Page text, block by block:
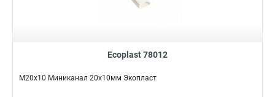
Ecoplast 78012
M20х10 Миниканал 20х10мм Экопласт